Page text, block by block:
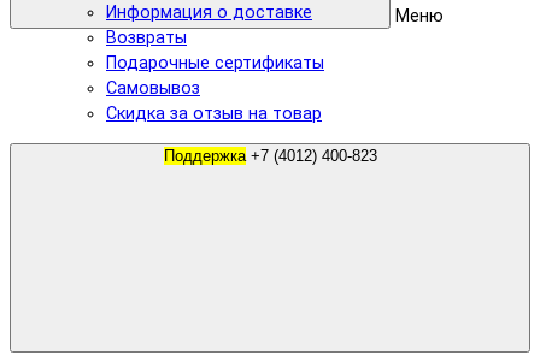
Меню
Информация о доставке
Возвраты
Подарочные сертификаты
Самовывоз
Скидка за отзыв на товар
Поддержка +7 (4012) 400-823